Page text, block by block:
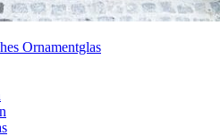
Ornamentglas